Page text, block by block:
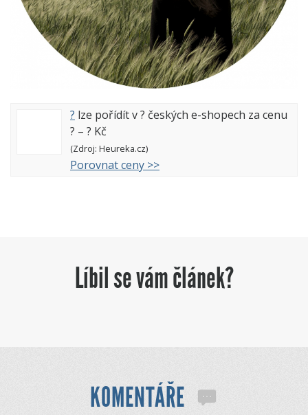
? lze pořídít v? českých e-shopech za cenu
? – ? Kč
(Zdroj: Heureka.cz)
Porovnat ceny >>
Líbil se vám článek?
KOMENTÁŘE